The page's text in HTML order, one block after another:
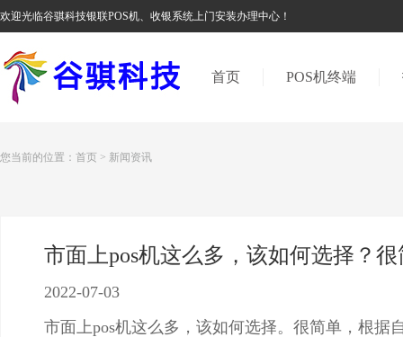
欢迎光临谷骐科技银联POS机、收银系统上门安装办理中心！
首页 POS机终端
您当前的位置： 首页 > 新闻资讯
市面上pos机这么多，该如何选择？很
2022-07-03
市面上pos机这么多，该如何选择。很简单，根据